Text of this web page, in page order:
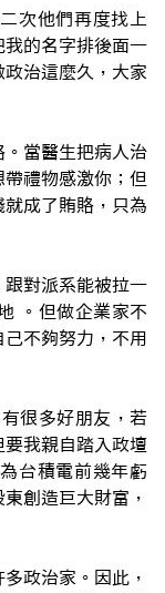
次他們再度找上
我的名字排後面一
治這麼久，大家
當醫生把病人治
禮物感激你；但
成了賄賂，只為
跟對派系能被拉一
。但做企業家不
不夠努力，不用
很多好朋友，若
我親自踏入政壇
台積電前幾年虧
創造巨大財富，
政治家。因此，